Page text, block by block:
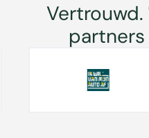
Vertrouwd.